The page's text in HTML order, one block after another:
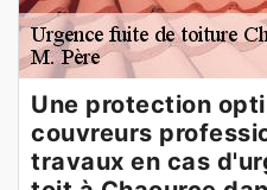
Une protection
couvreurs
travaux en cas